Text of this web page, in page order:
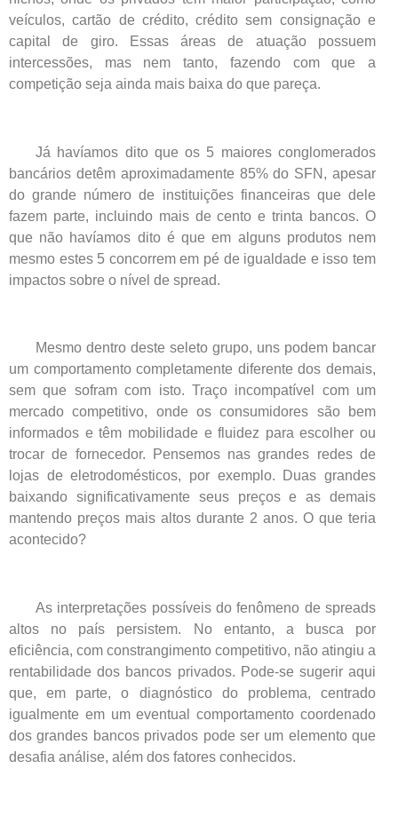
veículos, cartão de crédito, crédito sem consignação e
capital de giro. Essas áreas de atuação possuem
intercessões, mas nem tanto, fazendo com que a
competição seja ainda mais baixa do que pareça.
Já havíamos dito que os 5 maiores conglomerados
bancários detêm aproximadamente 85% do SFN, apesar
do grande número de instituições financeiras que dele
fazem parte, incluindo mais de cento e trinta bancos. O
que não havíamos dito é que em alguns produtos nem
mesmo estes 5 concorrem em pé de igualdade e isso tem
impactos sobre o nível de spread.
Mesmo dentro deste seleto grupo, uns podem bancar
um comportamento completamente diferente dos demais,
sem que sofram com isto. Traço incompatível com um
mercado competitivo, onde os consumidores são bem
informados e têm mobilidade e fluidez para escolher ou
trocar de fornecedor. Pensemos nas grandes redes de
lojas de eletrodomésticos, por exemplo. Duas grandes
baixando significativamente seus preços e as demais
mantendo preços mais altos durante 2 anos. O que teria
acontecido?
As interpretações possíveis do fenômeno de spreads
altos no país persistem. No entanto, a busca por
eficiência, com constrangimento competitivo, não atingiu a
rentabilidade dos bancos privados. Pode-se sugerir aqui
que, em parte, o diagnóstico do problema, centrado
igualmente em um eventual comportamento coordenado
dos grandes bancos privados pode ser um elemento que
desafia análise, além dos fatores conhecidos.